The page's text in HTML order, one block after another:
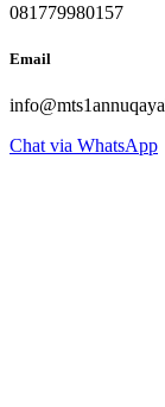
081779980157
Email
Chat via WhatsApp